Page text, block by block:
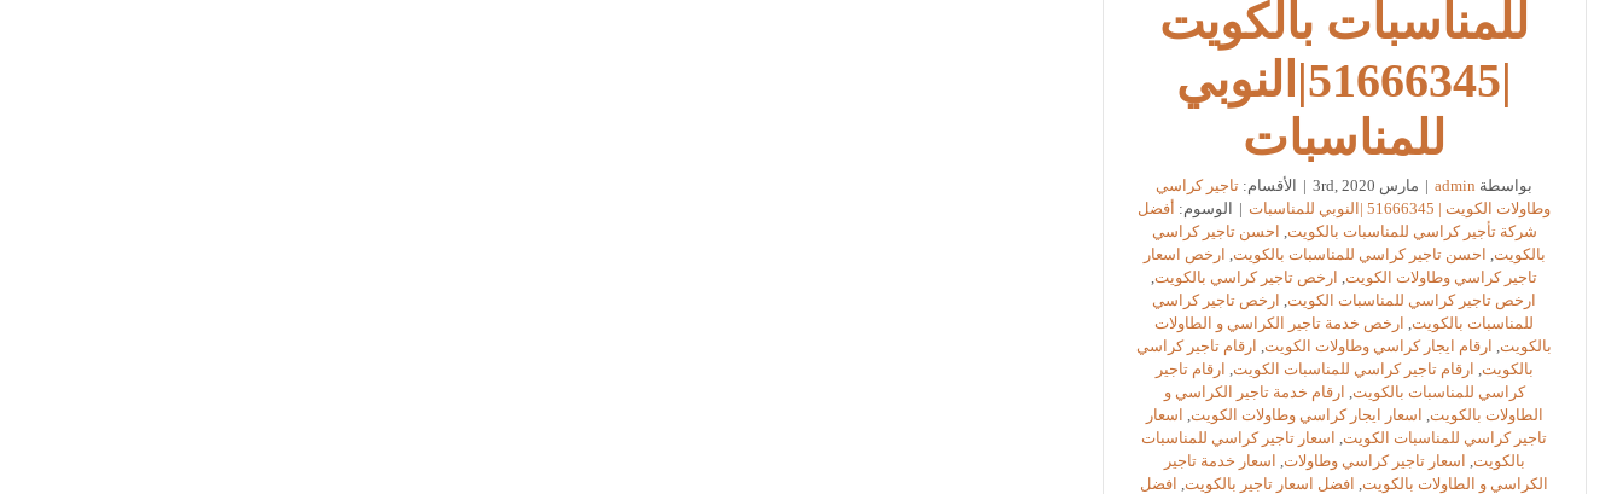
للمناسبات بالكويت
|51666345|النوبي
للمناسبات
بواسطة admin
| مارس 3rd, 2020 | الأقسام: تاجير كراسي
وطاولات الكويت | 51666345 |النوبي للمناسبات
| الوسوم: أفضل
شركة تأجير كراسي للمناسبات بالكويت احسن تاجير كراسي
بالكويت احسن تاجير كراسي للمناسبات بالكويت ارخص اسعار
تاجير كراسي وطاولات الكويت, ارخص تاجير كراسي بالكويت,
ارخص تاجير كراسي للمناسبات الكويت, ارخص تاجير كراسي
للمناسبات بالكويت, ارخص خدمة تاجير الكراسي و الطاولات
بالكويت, ارقام ايجار كراسي وطاولات الكويت, ارقام تاجير كراسي
بالكويت ارقام تاجير كراسي للمناسبات الكويت ارقام تاجير
كراسي للمناسبات بالكويت ارقام خدمة تاجير الكراسي و
الطاولات بالكويت اسعار ايجار كراسي وطاولات الكويت اسعار
تاجير كراسي للمناسبات الكويت, اسعار تاجير كراسي للمناسبات
بالكويت اسعار تاجير كراسي وطاولات اسعار خدمة تاجير
الكراسي و الطاولات بالكويت, افضل اسعار تاجير بالكويت, افضل